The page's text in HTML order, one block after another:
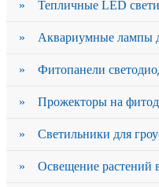
» Тепличные LED
» Аквариумные лампы
» Фитопанели
» Прожекторы на
» Светильники для
» Освещение растений